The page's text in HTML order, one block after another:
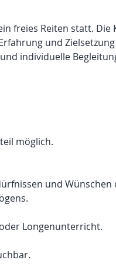
freies Reiten statt. Die
und
individuelle
möglich.
und
Longenunterricht.